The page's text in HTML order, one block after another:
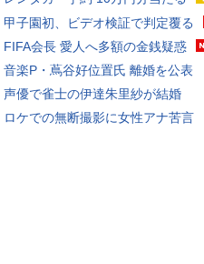
甲子園初、ビデオ検証で判定覆る
FIFA会長 愛人へ多額の金銭疑惑
音楽P・蔦谷好位置氏 離婚を公表
声優で雀士の伊達朱里紗が結婚
ロケでの無断撮影に女性アナ苦言